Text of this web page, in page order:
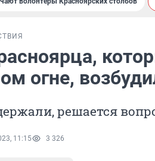
огне,
решается
11:15 3 326